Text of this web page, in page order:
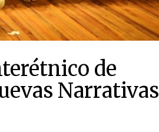
de
Narrativas